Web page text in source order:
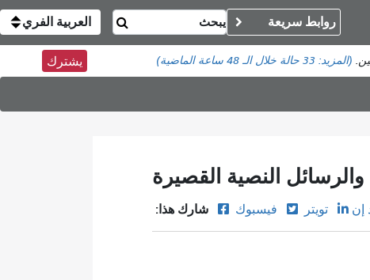
روابط سريعة العربية الفري
(المزيد:33 حالة خلال الـ 48 ساعة الماضية) يشترك
والرسائل النصية القصيرة
شارك هذا: فيسبوك تويتر إن